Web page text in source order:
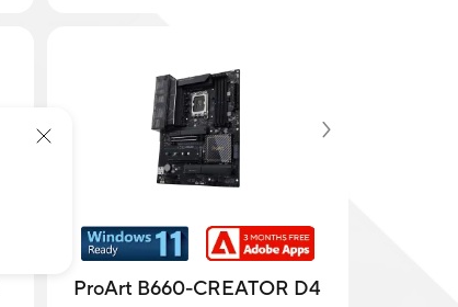
ProArt B660-CREATOR D4